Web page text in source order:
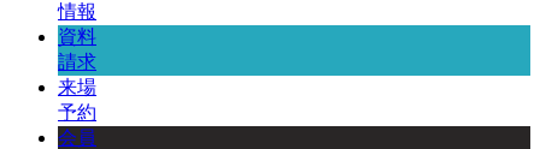
情報
資料
請求
来場
予約
会員